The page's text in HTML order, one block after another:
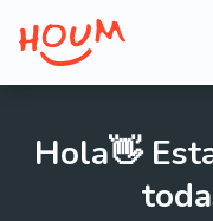
Hola👋